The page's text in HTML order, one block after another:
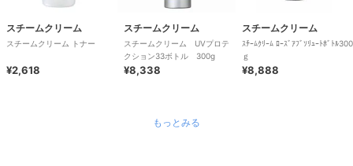
スチームクリーム
スチームクリーム トナー
¥2,618
スチームクリーム
スチームクリーム UVプロテ
クション33ボトル 300g
¥8,338
スチームクリーム
ｽﾁｰﾑｸﾘｰﾑ ﾛｰｽﾞｱﾌﾞｿﾘｭｰﾄﾎﾞﾄﾙ300
ｇ
¥8,888
もっとみる